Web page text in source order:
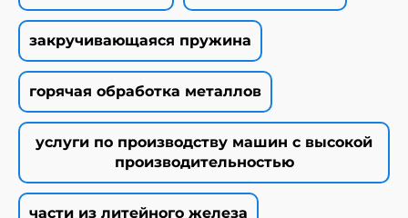
закручивающаяся пружина
горячая обработка металлов
услуги по производству машин с высокой
производительностью
части из литейного железа